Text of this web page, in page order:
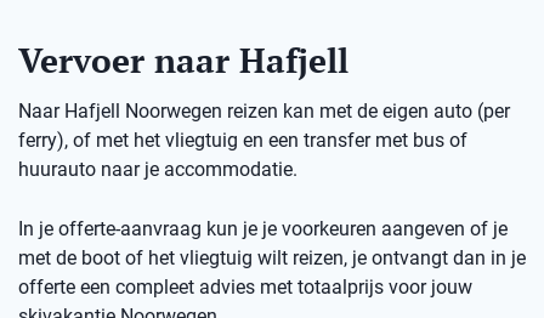
Vervoer naar Hafjell
Naar Hafjell Noorwegen reizen kan met de eigen auto (per
ferry), of met het vliegtuig en een transfer met bus of
huurauto naar je accommodatie.
In je offerte-aanvraag kun je je voorkeuren aangeven of je
met de boot of het vliegtuig wilt reizen, je ontvangt dan in je
offerte een compleet advies met totaalprijs voor jouw